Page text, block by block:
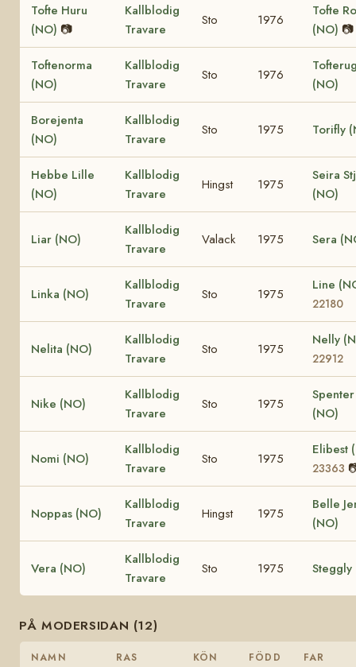
Tofte Huru
(NO) 📷
Kallblodig
Travare
Sto 1976
Tofte
(NO) 📷
Toftenorma
(NO)
Kallblodig
Travare
Sto 1976
(NO)
Borejenta
(NO)
Kallblodig
Travare
Sto 1975 Torifly
Hebbe Lille
(NO)
Kallblodig
Travare
Hingst 1975
Seira
(NO)
Liar (NO)
Kallblodig
Travare
Valack 1975 Sera
Linka (NO)
Kallblodig
Travare
Sto 1975
Line
22180
Nelita (NO)
Kallblodig
Travare
Sto 1975
Nelly
22912
Nike (NO)
Kallblodig
Travare
Sto 1975
(NO)
Nomi (NO)
Kallblodig
Travare
Sto 1975
Elibest
23363
Noppas (NO)
Kallblodig
Travare
Hingst 1975
Belle
(NO)
Vera (NO)
Kallblodig
Travare
Sto 1975 Steggly
PÅ MODERSIDAN (12)
NAMN RAS KÖN FÖDD FAR